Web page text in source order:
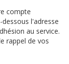
compte
l'adresse
au service.
rappel de vos